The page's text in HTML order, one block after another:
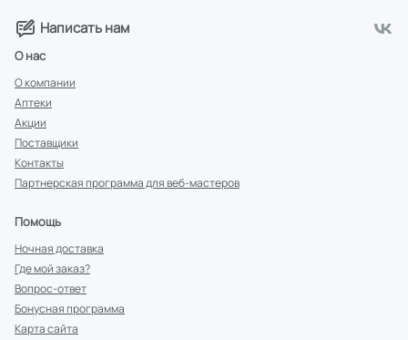
Написать нам
О нас
О компании
Аптеки
Акции
Поставщики
Контакты
Партнерская программа для веб-мастеров
Помощь
Ночная доставка
Где мой заказ?
Вопрос-ответ
Бонусная программа
Карта сайта